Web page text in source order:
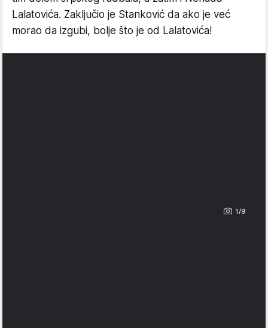
Lalatovića. Zaključio je Stanković da ako je već
morao da izgubi, bolje što je od Lalatovića!
1/9